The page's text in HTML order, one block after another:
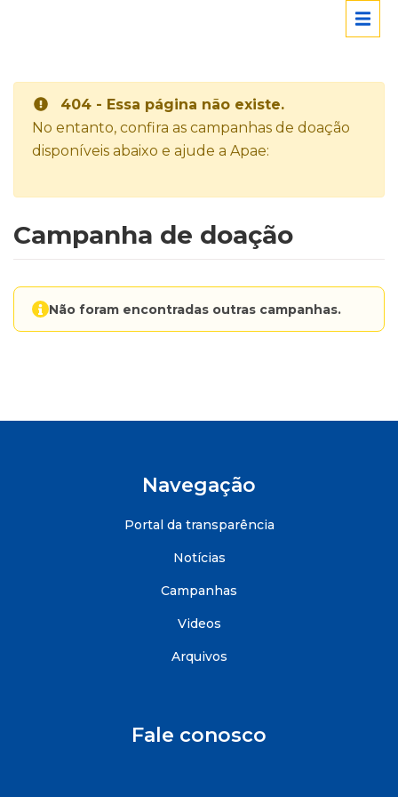
404 - Essa página não existe.
No entanto, confira as campanhas de doação
disponíveis abaixo e ajude a Apae:
Campanha de doação
Não foram encontradas outras campanhas.
Navegação
Portal da transparência
Notícias
Campanhas
Videos
Arquivos
Fale conosco